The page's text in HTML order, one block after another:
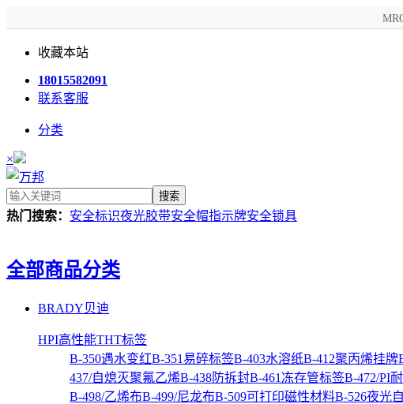
收藏本站
18015582091
联系客服
分类
×
搜索
热门搜索： 安全标识夜光胶带安全帽指示牌安全锁具
全部商品分类
BRADY贝迪
HPI高性能THT标签
B-350遇水变红B-351易碎标签B-403水溶纸B-412聚丙烯挂牌
437/自熄灭聚氟乙烯B-438防拆封B-461冻存管标签B-472/PI
B-498/乙烯布B-499/尼龙布B-509可打印磁性材料B-526夜光